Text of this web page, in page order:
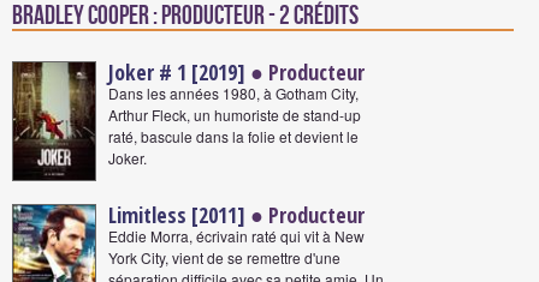
Bradley Cooper : Producteur - 2 crédits
Joker # 1 [2019] ● Producteur
Dans les années 1980, à Gotham City,
Arthur Fleck, un humoriste de stand‐up
raté, bascule dans la folie et devient le
Joker.
Limitless [2011] ● Producteur
Eddie Morra, écrivain raté qui vit à New
York City, vient de se remettre d'une